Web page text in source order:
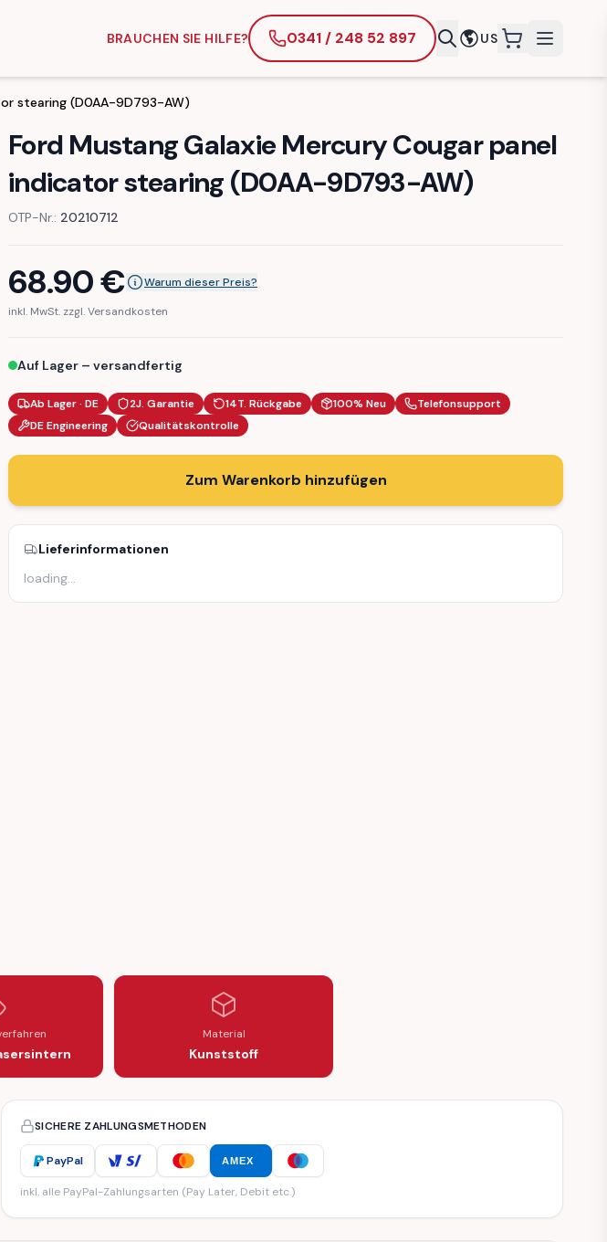
BRAUCHEN SIE HILFE? 0341 / 248 52 897 US
stearing (D0AA-9D793-AW)
9D793-AW)(D0AA-9D793-AW)
Ford Mustang Galaxie Mercury Cougar panel
indicator stearing (D0AA-9D793-AW)
OTP-Nr.: 20210712
68.90€
Warum dieser Preis?
inkl. MwSt. zzgl. Versandkosten
Auf Lager – versandfertig
Ab Lager · DE 2J. Garantie 14T. Rückgabe 100% Neu
Telefonsupport
DE Engineering
Qualitätskontrolle
Zum Warenkorb hinzufügen
Lieferinformationen
loading…
Material
Kunststoff
SICHERE ZAHLUNGSMETHODEN
PayPal AMEX
inkl. alle PayPal-Zahlungsarten (Pay Later, Debit etc.)